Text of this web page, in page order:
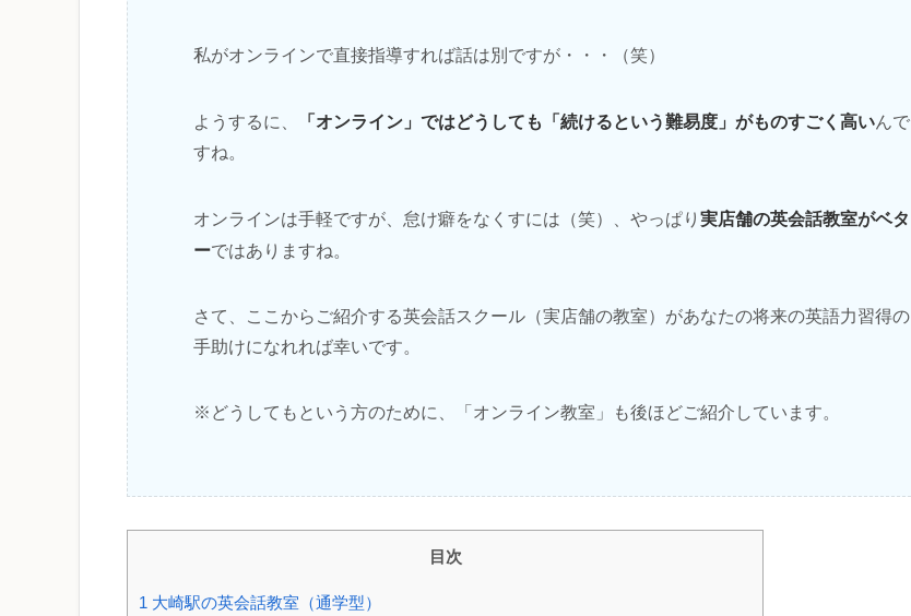
私がオンラインで直接指導すれば話は別ですが・・・（笑）
ようするに、 「オンライン」ではどうしても「続けるという難易度」がものすごく高いんで
すね。
オンラインは手軽ですが、怠け癖をなくすには（笑）、やっぱり 実店舗の英会話教室がベタ
ーではありますね。
さて、ここからご紹介する英会話スクール（実店舗の教室）があなたの将来の英語力習得の
手助けになれれば幸いです。
※どうしてもという方のために、「オンライン教室」も後ほどご紹介しています。
目次
1 大崎駅の英会話教室（通学型）